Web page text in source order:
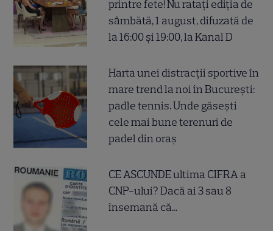
printre fete! Nu ratați ediția de
sâmbătă, 1 august, difuzată de
la 16:00 și 19:00, la Kanal D
Harta unei distracții sportive în
mare trend la noi în București:
padle tennis. Unde găsești
cele mai bune terenuri de
padel din oraș
CE ASCUNDE ultima CIFRA a
CNP-ului? Dacă ai 3 sau 8
însemană că...